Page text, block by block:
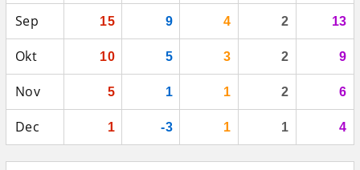
Sep 15 9 4 2 13
Okt 10 5 3 2 9
Nov 5 1 1 2 6
Dec 1 -3 1 1 4